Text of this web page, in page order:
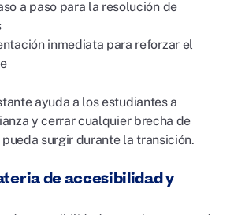
a paso para la resolución de
inmediata para reforzar el
ayuda a los estudiantes a
y cerrar cualquier brecha de
surgir durante la transición.
de accesibilidad y